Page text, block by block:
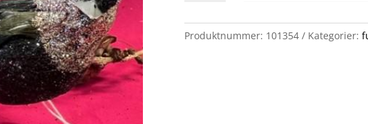
antall
Produktnummer: 101354 Kategorier: